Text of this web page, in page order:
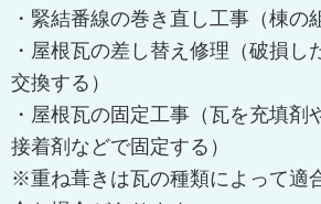
・緊結番線の巻き直し工事（棟の
・屋根瓦の差し替え修理（破損し
交換する）
・屋根瓦の固定工事（瓦を充填剤
接着剤などで固定する）
※重ね葺きは瓦の種類によって適